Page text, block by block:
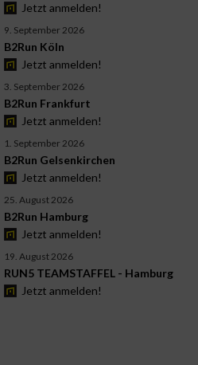
Jetzt anmelden!
9. September 2026
B2Run Köln
Jetzt anmelden!
3. September 2026
B2Run Frankfurt
Jetzt anmelden!
1. September 2026
B2Run Gelsenkirchen
Jetzt anmelden!
25. August 2026
B2Run Hamburg
Jetzt anmelden!
19. August 2026
RUN5 TEAMSTAFFEL - Hamburg
Jetzt anmelden!